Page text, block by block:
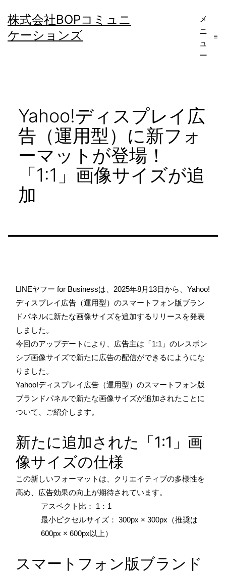
ン
テ
株式会社BOPコミュニ
ケーションズ
メ
ニ
ュ
ー
Yahoo!ディスプレイ広
告（運用型）に新フォ
ーマットが登場！
「1:1」画像サイズが追
加
LINEヤフー for Businessは、2025年8月13日から、Yahoo!
ディスプレイ広告（運用型）のスマートフォン版ブラン
ドパネルに新たな画像サイズを追加するリリースを発表
しました。
今回のアップデートにより、広告主は「1:1」のレスポン
シブ画像サイズで新たに広告の配信ができるにようにな
りました。
Yahoo!ディスプレイ広告（運用型）のスマートフォン版
ブランドパネルで新たな画像サイズが追加されたことに
ついて、ご紹介します。
新たに追加された「1:1」画
像サイズの仕様
この新しいフォーマットは、クリエイティブの多様性を
高め、広告効果の向上が期待されています。
アスペクト比： 1：1
最小ピクセルサイズ： 300px × 300px（推奨は
600px × 600px以上）
スマートフォン版ブランド